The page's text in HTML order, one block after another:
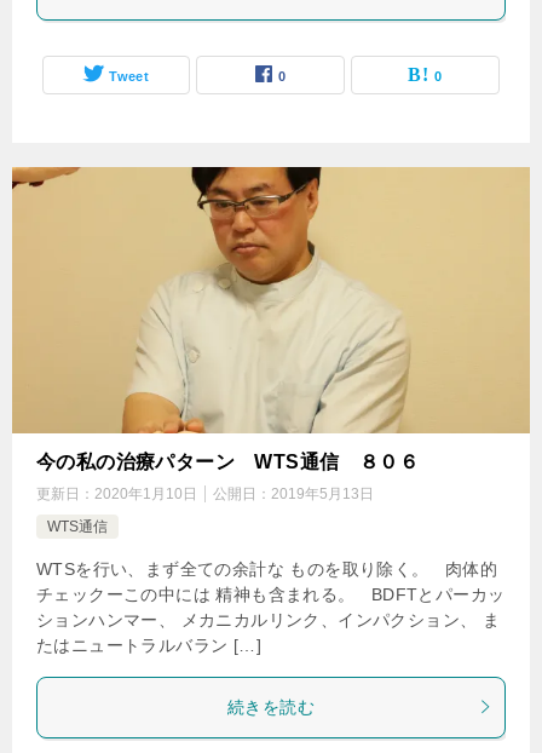
Tweet 0 0
今の私の治療パターン WTS通信 ８０６
更新日： 2020年1月10日 公開日： 2019年5月13日
WTS通信
WTSを行い、まず全ての余計な ものを取り除く。 肉体的
チェックーこの中には 精神も含まれる。 BDFTとパーカッ
ションハンマー、 メカニカルリンク、インパクション、 ま
たはニュートラルバラン […]
続きを読む